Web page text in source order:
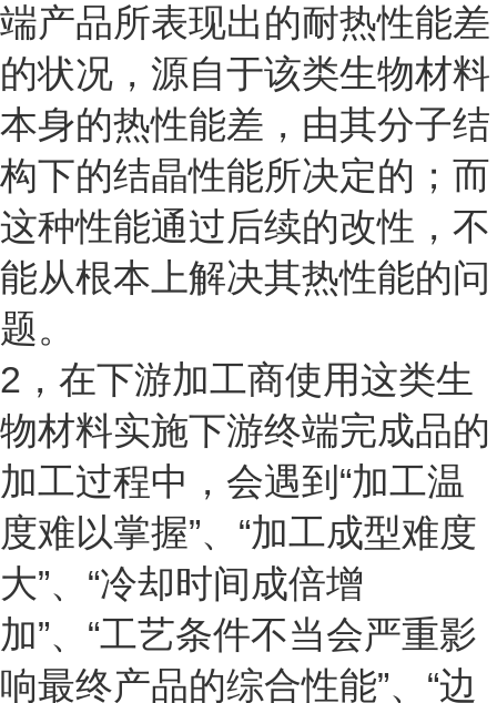
端产品所表现出的耐热性能差
的状况，源自于该类生物材料
本身的热性能差，由其分子结
构下的结晶性能所决定的；而
这种性能通过后续的改性，不
能从根本上解决其热性能的问
题。
2 ，在下游加工商使用这类生
物材料实施下游终端完成品的
加工过程中，会遇到“加工温
度难以掌握”、“加工成型难度
大”、“冷却时间成倍增
加”、“工艺条件不当会严重影
响最终产品的综合性能”、“边